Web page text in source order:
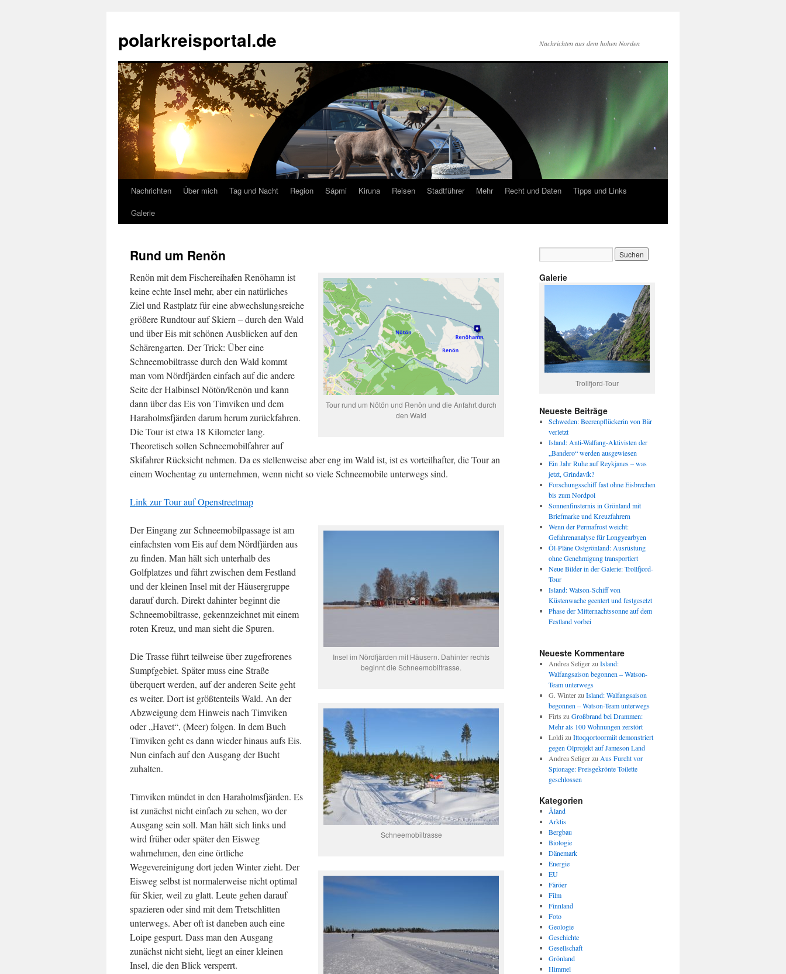
springen
polarkreisportal.de Nachrichten aus dem hohen Norden
Nachrichten Über mich Tag und Nacht Region Sápmi Kiruna Reisen Stadtführer Mehr Recht und Daten
Tipps und Links
Galerie
Rund um Renön
Tour rund um Nötön und Renön und die Anfahrt durch
den Wald
Renön mit dem Fischereihafen Renöhamn ist
keine echte Insel mehr, aber ein natürliches
Ziel und Rastplatz für eine abwechslungsreiche
größere Rundtour auf Skiern – durch den Wald
und über Eis mit schönen Ausblicken auf den
Schärengarten. Der Trick: Über eine
Schneemobiltrasse durch den Wald kommt
man vom Nördfjärden einfach auf die andere
Seite der Halbinsel Nötön/Renön und kann
dann über das Eis von Timviken und dem
Haraholmsfjärden darum herum zurückfahren.
Die Tour ist etwa 18 Kilometer lang.
Theoretisch sollen Schneemobilfahrer auf
Skifahrer Rücksicht nehmen. Da es stellenweise aber eng im Wald ist, ist es vorteilhafter, die Tour an
einem Wochentag zu unternehmen, wenn nicht so viele Schneemobile unterwegs sind.
Link zur Tour auf Openstreetmap
Insel im Nördfjärden mit Häusern. Dahinter rechts
beginnt die Schneemobiltrasse.
Der Eingang zur Schneemobilpassage ist am
einfachsten vom Eis auf dem Nördfjärden aus
zu finden. Man hält sich unterhalb des
Golfplatzes und fährt zwischen dem Festland
und der kleinen Insel mit der Häusergruppe
darauf durch. Direkt dahinter beginnt die
Schneemobiltrasse, gekennzeichnet mit einem
roten Kreuz, und man sieht die Spuren.
Schneemobiltrasse
Die Trasse führt teilweise über zugefrorenes
Sumpfgebiet. Später muss eine Straße
überquert werden, auf der anderen Seite geht
es weiter. Dort ist größtenteils Wald. An der
Abzweigung dem Hinweis nach Timviken
oder „Havet“, (Meer) folgen. In dem Buch
Timviken geht es dann wieder hinaus aufs Eis.
Nun einfach auf den Ausgang der Bucht
zuhalten.
Timviken mündet in den Haraholmsfjärden. Es
ist zunächst nicht einfach zu sehen, wo der
Ausgang sein soll. Man hält sich links und
wird früher oder später den Eisweg
wahrnehmen, den eine örtliche
Wegevereinigung dort jeden Winter zieht. Der
Eisweg selbst ist normalerweise nicht optimal
für Skier, weil zu glatt. Leute gehen darauf
spazieren oder sind mit dem Tretschlitten
unterwegs. Aber oft ist daneben auch eine
Loipe gespurt. Dass man den Ausgang
zunächst nicht sieht, liegt an einer kleinen
Insel, die den Blick versperrt.
Galerie
Trollfjord-Tour
Neueste Beiträge
Schweden: Beerenpflückerin von Bär
verletzt
Island: Anti-Walfang-Aktivisten der
„Bandero“ werden ausgewiesen
Ein Jahr Ruhe auf Reykjanes – was
jetzt, Grindavík?
Forschungsschiff fast ohne Eisbrechen
bis zum Nordpol
Sonnenfinsternis in Grönland mit
Briefmarke und Kreuzfahrern
Wenn der Permafrost weicht:
Gefahrenanalyse für Longyearbyen
Öl-Pläne Ostgrönland: Ausrüstung
ohne Genehmigung transportiert
Neue Bilder in der Galerie: Trollfjord-
Tour
Island: Watson-Schiff von
Küstenwache geentert und festgesetzt
Phase der Mitternachtssonne auf dem
Festland vorbei
Neueste Kommentare
Andrea Seligerzu Island:
Walfangsaison begonnen – Watson-
Team unterwegs
G. Winterzu Island: Walfangsaison
begonnen – Watson-Team unterwegs
Firts zu Großbrand bei Drammen:
Mehr als 100 Wohnungen zerstört
Loldi zu Ittoqqortoormiit demonstriert
gegen Ölprojekt auf Jameson Land
Andrea Seligerzu Aus Furcht vor
Spionage: Preisgekrönte Toilette
geschlossen
Kategorien
Åland
Arktis
Bergbau
Biologie
Dänemark
Energie
EU
Färöer
Film
Finnland
Foto
Geologie
Geschichte
Gesellschaft
Grönland
Himmel